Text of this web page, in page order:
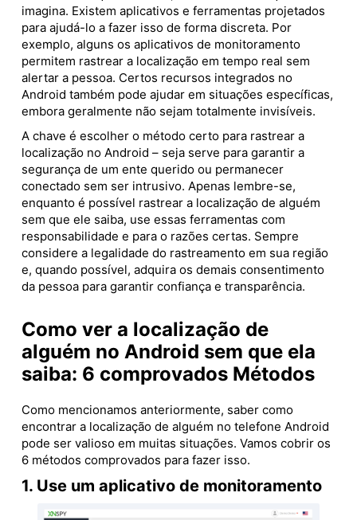
imagina. Existem aplicativos e ferramentas projetados
para ajudá-lo a fazer isso de forma discreta. Por
exemplo, alguns os aplicativos de monitoramento
permitem rastrear a localização em tempo real sem
alertar a pessoa. Certos recursos integrados no
Android também pode ajudar em situações específicas,
embora geralmente não sejam totalmente invisíveis.
A chave é escolher o método certo para rastrear a
localização no Android – seja serve para garantir a
segurança de um ente querido ou permanecer
conectado sem ser intrusivo. Apenas lembre-se,
enquanto é possível rastrear a localização de alguém
sem que ele saiba, use essas ferramentas com
responsabilidade e para o razões certas. Sempre
considere a legalidade do rastreamento em sua região
e, quando possível, adquira os demais consentimento
da pessoa para garantir confiança e transparência.
Como ver a localização de
alguém no Android sem que ela
saiba: 6 comprovados Métodos
Como mencionamos anteriormente, saber como
encontrar a localização de alguém no telefone Android
pode ser valioso em muitas situações. Vamos cobrir os
6 métodos comprovados para fazer isso.
1. Use um aplicativo de monitoramento